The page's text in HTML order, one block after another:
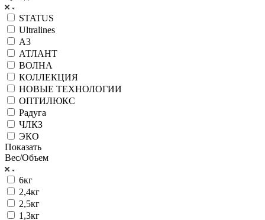
STATUS
Ultralines
А3
АТЛАНТ
ВОЛНА
КОЛЛЕКЦИЯ
НОВЫЕ ТЕХНОЛОГИИ
ОПТИЛЮКС
Радуга
ЧЛКЗ
ЭКО
Показать
Вес/Объем
6кг
2,4кг
2,5кг
1,3кг